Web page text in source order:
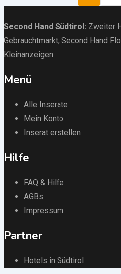
Second Hand Südtirol : Zweiter
Gebrauchtmarkt, Second Hand
Kleinanzeigen
Menü
Alle Inserate
Mein Konto
Inserat erstellen
Hilfe
FAQ & Hilfe
AGBs
Impressum
Partner
Hotels in Südtirol